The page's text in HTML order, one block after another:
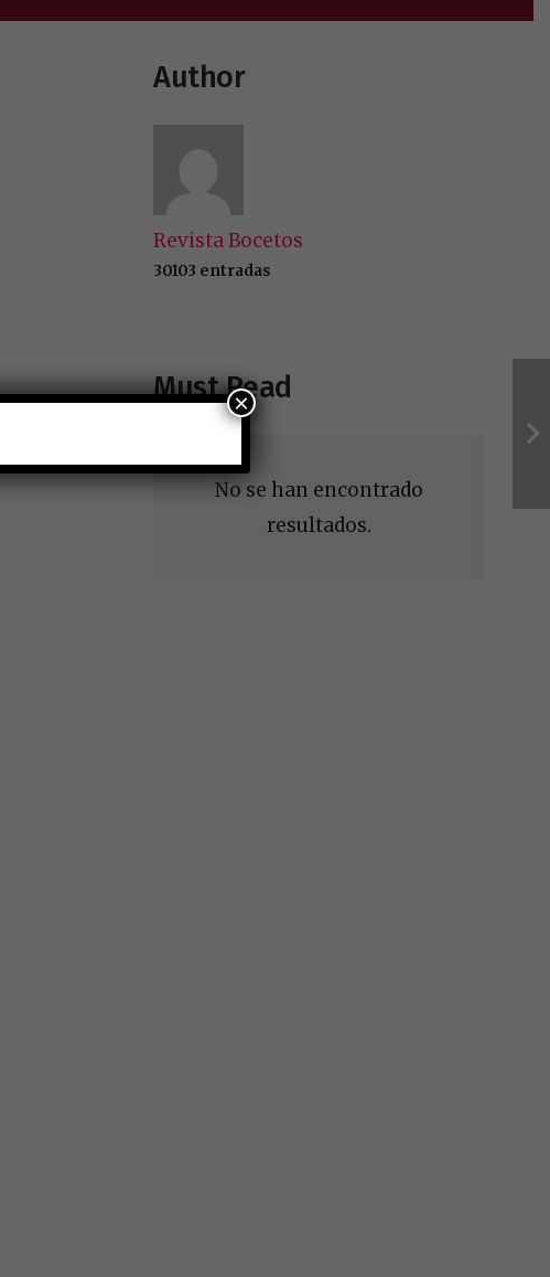
Author
Revista Bocetos
30103 entradas
Must Read
No se han encontrado
resultados.
×